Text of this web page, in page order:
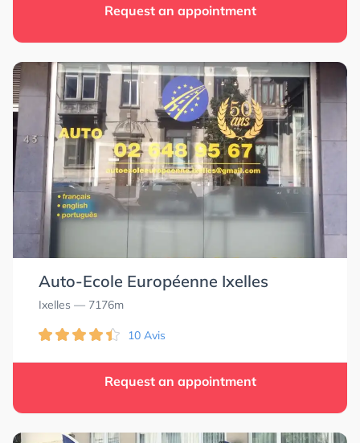
Request an appointment
Auto-Ecole Européenne Ixelles
Ixelles — 7176m
10 Avis
Request an appointment